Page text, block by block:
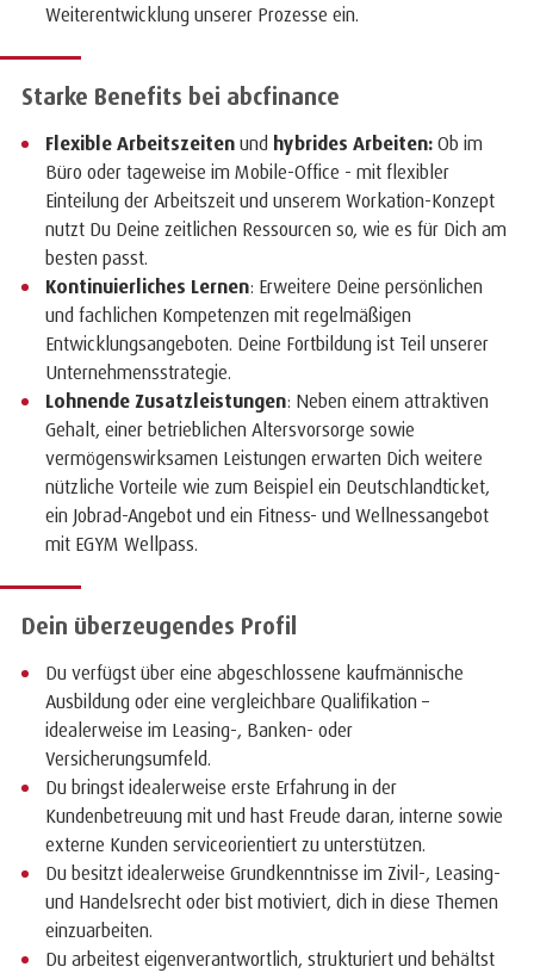
Weiterentwicklung unserer Prozesse ein.
Starke Benefits bei abcfinance
Flexible Arbeitszeiten und hybrides Arbeiten: Ob im
Büro oder tageweise im Mobile-Office - mit flexibler
Einteilung der Arbeitszeit und unserem Workation-Konzept
nutzt Du Deine zeitlichen Ressourcen so, wie es für Dich am
besten passt.
Kontinuierliches Lernen: Erweitere Deine persönlichen
und fachlichen Kompetenzen mit regelmäßigen
Entwicklungsangeboten. Deine Fortbildung ist Teil unserer
Unternehmensstrategie.
Lohnende Zusatzleistungen: Neben einem attraktiven
Gehalt, einer betrieblichen Altersvorsorge sowie
vermögenswirksamen Leistungen erwarten Dich weitere
nützliche Vorteile wie zum Beispiel ein Deutschlandticket,
ein Jobrad-Angebot und ein Fitness- und Wellnessangebot
mit EGYM Wellpass.
Dein überzeugendes Profil
Du verfügst über eine abgeschlossene kaufmännische
Ausbildung oder eine vergleichbare Qualifikation –
idealerweise im Leasing-, Banken- oder
Versicherungsumfeld.
Du bringst idealerweise erste Erfahrung in der
Kundenbetreuung mit und hast Freude daran, interne sowie
externe Kunden serviceorientiert zu unterstützen.
Du besitzt idealerweise Grundkenntnisse im Zivil-, Leasing-
und Handelsrecht oder bist motiviert, dich in diese Themen
einzuarbeiten.
Du arbeitest eigenverantwortlich, strukturiert und behältst